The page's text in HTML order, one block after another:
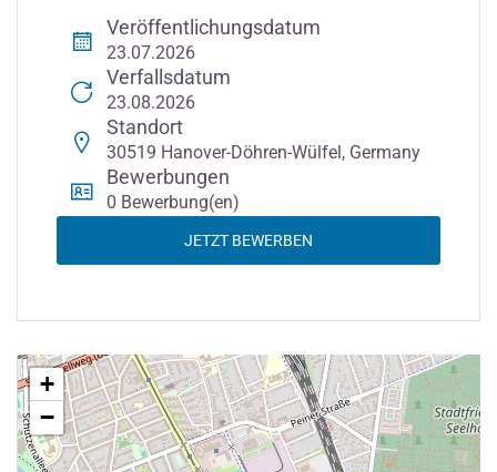
Veröffentlichungsdatum
23.07.2026
Verfallsdatum
23.08.2026
Standort
30519 Hanover-Döhren-Wülfel, Germany
Bewerbungen
0 Bewerbung(en)
JETZT BEWERBEN
+
−